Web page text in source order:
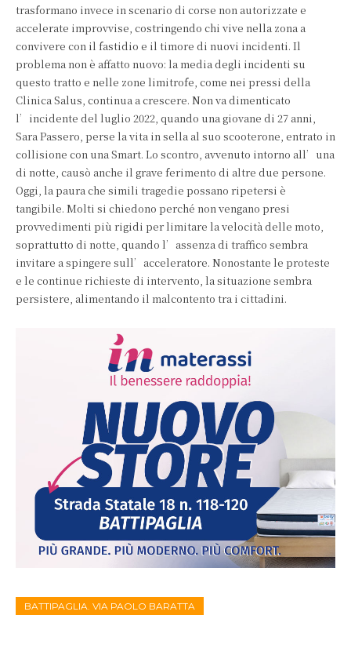
trasformano invece in scenario di corse non autorizzate e
accelerate improvvise, costringendo chi vive nella zona a
convivere con il fastidio e il timore di nuovi incidenti. Il
problema non è affatto nuovo: la media degli incidenti su
questo tratto e nelle zone limitrofe, come nei pressi della
Clinica Salus, continua a crescere. Non va dimenticato
l’incidente del luglio 2022, quando una giovane di 27 anni,
Sara Passero, perse la vita in sella al suo scooterone, entrato in
collisione con una Smart. Lo scontro, avvenuto intorno all’una
di notte, causò anche il grave ferimento di altre due persone.
Oggi, la paura che simili tragedie possano ripetersi è
tangibile. Molti si chiedono perché non vengano presi
provvedimenti più rigidi per limitare la velocità delle moto,
soprattutto di notte, quando l’assenza di traffico sembra
invitare a spingere sull’acceleratore. Nonostante le proteste
e le continue richieste di intervento, la situazione sembra
persistere, alimentando il malcontento tra i cittadini.
BATTIPAGLIA. VIA PAOLO BARATTA